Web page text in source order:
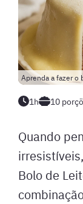
Aprenda a fazer o
1h 10
Quando
Bolo de